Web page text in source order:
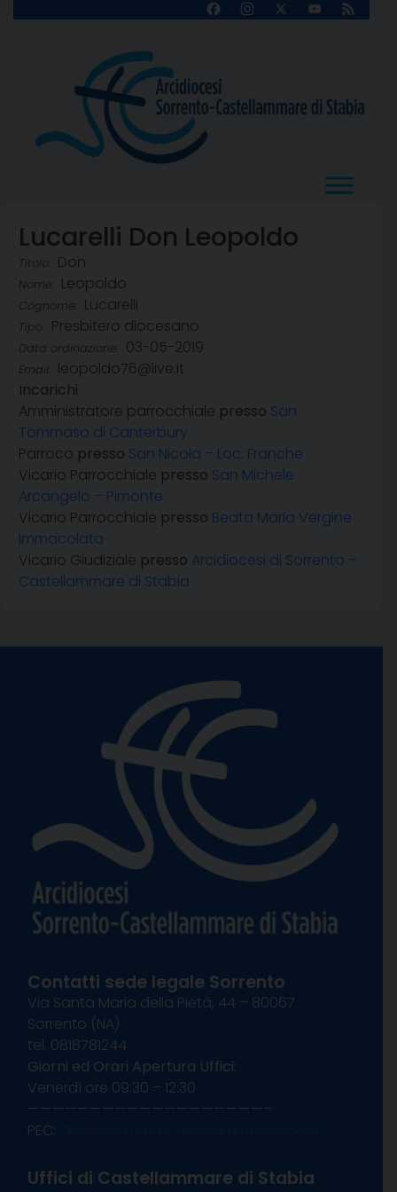
FacebookInstagram
X
YouTube
Feed
Lucarelli Don Leopoldo
Titolo: Don
Nome: Leopoldo
Cognome: Lucarelli
Tipo: Presbitero diocesano
Data ordinazione: 03-05-2019
Email:
leopoldo76@live.it
Incarichi
Amministratore parrocchiale presso San
Tommaso di Canterbury
Parroco presso San Nicola – Loc. Franche
Vicario Parrocchiale presso San Michele
Arcangelo – Pimonte
Vicario Parrocchiale presso Beata Maria Vergine
Immacolata
Vicario Giudiziale presso Arcidiocesi di Sorrento –
Castellammare di Stabia
Contatti sede legale Sorrento
Via Santa Maria della Pietà, 44 – 80067
Sorrento (NA)
tel. 0818781244
Giorni ed Orari Apertura Uffici:
Venerdì ore 09:30 – 12:30
———————————————————–
PEC:
Uffici di Castellammare di Stabia